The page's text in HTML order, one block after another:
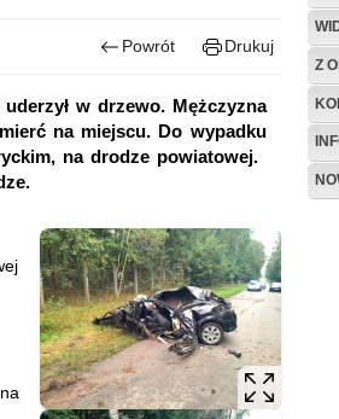
Powrót Drukuj
w drzewo. Mężczyzna
na miejscu. Do wypadku
na drodze powiatowej.
Z